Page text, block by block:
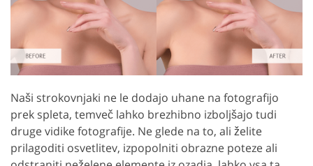
Naši strokovnjaki ne le dodajo uhane na fotografijo
prek spleta, temveč lahko brezhibno izboljšajo tudi
druge vidike fotografije. Ne glede na to, ali želite
prilagoditi osvetlitev, izpopolniti obrazne poteze ali